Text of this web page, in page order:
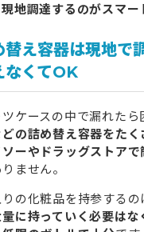
地調達するのがスマー
え容器は現地で
なくてOK
ケースの中で漏れたら
の詰め替え容器をたく
ーやドラッグストアで
ません。
の化粧品を持参する
に持っていく必要はな